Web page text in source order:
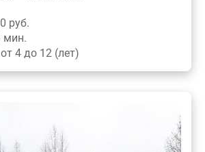
руб.
мин.
4 до 12 (лет)